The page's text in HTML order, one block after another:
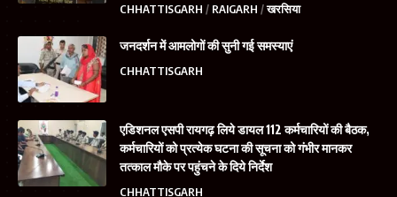
CHHATTISGARH RAIGARH खरसिया
जनदर्शन में आमलोगों की सुनी गई समस्याएं
CHHATTISGARH
एडिशनल एसपी रायगढ़ लिये डायल 112 कर्मचारियों की बैठक,
कर्मचारियों को प्रत्येक घटना की सूचना को गंभीर मानकर
तत्काल मौके पर पहुंचने के दिये निर्देश
CHHATTISGARH